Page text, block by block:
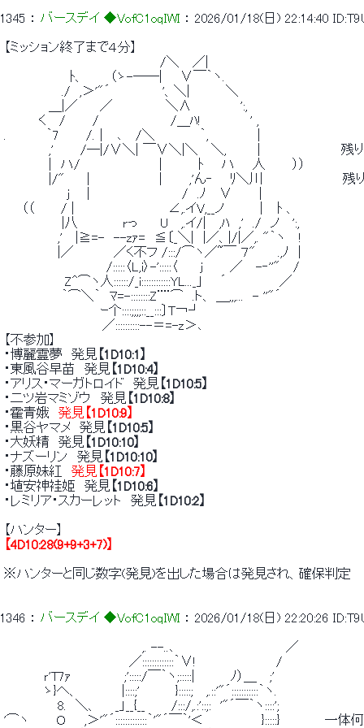
1345 ： バースデイ ◆VofC1oqIWI ： 2026/01/18(日) 22:14:40
【ミッション終了まで４分】
/＼　 ／|
ﾄ、　 　 （ゝ-──|　　∨￣｀ヽ.
./　,＞'"´　 　 　 　 '、＼|　　　　＼
＿|／ 　　／ 　　　　　 ＼∧　　　　　 ':,
く　 /　　　/　　　　　　　　/＿ﾊ!　　　　　 ' ,
.　 　　　｀7　　　/.｜　､　 /＼　　　　　｀,　 　　　　|
,'　　　/―|/∨＼| ￣∨＼|＼　 ＼,　　 　|　　　　　　　　　残
|　ハ/　 　 　 　 　　　|　　　　ﾄ　　ハ　　人　　　））
|/"　 　| 　 　 　 　 　 |　　　,'ん‐ 　 ﾘ＼川　　　　　　　　　
j 　 |　　　　 　 　 　 　 /　.ﾉ　 ∨　　　|
（（　 　 / |　　　　　　　　　　 ∠,.イV,__ノ　　　 ｜　ﾄ 、
|八　　　　　rっ　　 U　 ,.イ/| 　,ﾊ　,'　./　ノ　 ':,
,'　 |≧=-　--zｧ=　≦〔_＼|　|／、|/|／,. "｀ヽ 　!
|／　　　　 ／く不フ /:::/⌒ヽ／~￣ ７"　 　.,ﾉ　|
/:::::〈L,i〉-':::::〈　　 j　　　／ 　-‐''"　 /
Z^⌒ヽ人::::::/_i::::::::::::YL..._｣　　´ 　 　　　　／
｀⌒＼｀　ﾏ=-::::::::Z¨¨⌒　.ト、 ＿,,,...　- ''"´
ｰ个::::;;;;::__:::〕T￢┘
／::::::::::--＝=-z＞､
【不参加】
・博麗霊夢　発見 【1D10:1】
・東風谷早苗　発見 【1D10:4】
・アリス・マーガトロイド　発見 【1D10:5】
・二ツ岩マミゾウ　発見 【1D10:8】
・霍青娥 発見 【1D10:9】
・黒谷ヤマメ　発見 【1D10:5】
・大妖精　発見 【1D10:10】
・ナズーリン　発見 【1D10:10】
・藤原妹紅 発見 【1D10:7】
・埴安神袿姫　発見 【1D10:6】
・レミリア・スカーレット　発見 【1D10:2】
【ハンター】
【4D10:28(9+9+3+7)】
※ハンターと同じ数字(発見)を出した場合は発見され、確保判定
1346 ： バースデイ ◆VofC1oqIWI ： 2026/01/18(日) 22:20:26
,. --..､　　　　　　　　　 　　　／
／:::::::::::::｀∨!　　　　　　 　　 /
ｒ'T7ｧ　　　 　　 ;':::::/￣｀ヽ;:::::|　　　　ﾉ）＿　 ;'
ゝ}へ、 　 　 　 |::::;'　　　　}:::::;　 ,.::'"´:::::::::::｀ヽ.
8.　＼、　　_」__{__　 　 /:::/,.:'::;:　'"´￣｀ヽ::::';
'⌒ヽ　　　Ｏ　　,＞'"´:::::::::::::｀'"´￣｀'＜　　　　　　 }:::::}　　　　　